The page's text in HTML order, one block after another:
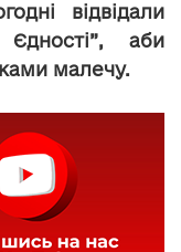
відвідали
аби
малечу.